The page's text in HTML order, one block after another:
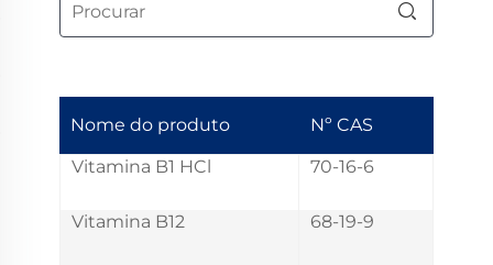
Nome do produto
Nº CAS
Vitamina B1 HCl
70-16-6
Vitamina B12 68-19-9